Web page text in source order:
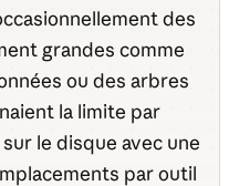
des
grandes comme
ou des arbres
la limite par
le disque avec une
par outil